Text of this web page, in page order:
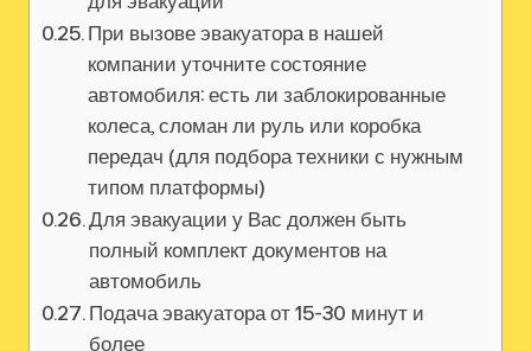
При вызове эвакуатора в нашей
компании уточните состояние
автомобиля: есть ли заблокированные
колеса, сломан ли руль или коробка
передач (для подбора техники с нужным
типом платформы)
Для эвакуации у Вас должен быть
полный комплект документов на
автомобиль
Подача эвакуатора от 15-30 минут и
более